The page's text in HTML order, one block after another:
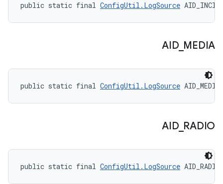
public static final ConfigUtil.LogSource
AID_ MEDIA
public static final ConfigUtil.LogSource AID_MEDIA
AID_ RADIO
public static final ConfigUtil.LogSource AID_RADIO